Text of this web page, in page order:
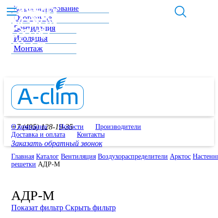
Кондиционирование
Отопление
Вентиляция
Изоляция
Монтаж
+7 (495) 128-19-35
Заказать обратный звонок
О компании Новости
Производители
Доставка и оплата
Контакты
Главная Каталог Вентиляция Воздухораспределители Арктос
решетки АДР-М
АДР-М
Показат фильтр Скрыть фильтр